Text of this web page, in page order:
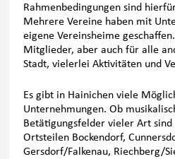
Rahmenbedingungen sind
Mehrere Vereine haben mit
eigene Vereinsheime
Mitglieder, aber auch für alle
Stadt, vielerlei Aktivitäten und
Es gibt in Hainichen viele
Unternehmungen. Ob
Betätigungsfelder vieler Art
Ortsteilen Bockendorf,
Gersdorf/Falkenau, Riechberg/